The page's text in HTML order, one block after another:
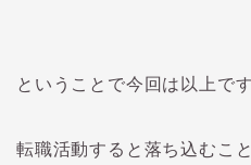
ということで今回は以上です
転職活動すると落ち込むこ